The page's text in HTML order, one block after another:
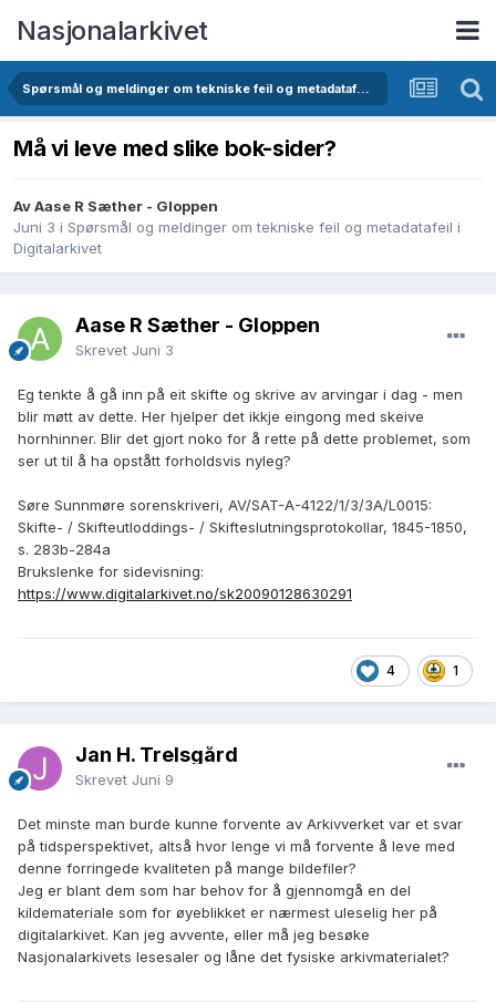
Nasjonalarkivet
Spørsmål og meldinger om tekniske feil og metadatafeil i Digitalarkivet
Må vi leve med slike bok-sider?
Av Aase R Sæther - Gloppen
Juni 3 i Spørsmål og meldinger om tekniske feil og metadatafeil i
Digitalarkivet
Aase R Sæther - Gloppen
Skrevet Juni 3
Eg tenkte å gå inn på eit skifte og skrive av arvingar i dag - men
blir møtt av dette. Her hjelper det ikkje eingong med skeive
hornhinner. Blir det gjort noko for å rette på dette problemet, som
ser ut til å ha opstått forholdsvis nyleg?
Søre Sunnmøre sorenskriveri, AV/SAT-A-4122/1/3/3A/L0015:
Skifte- / Skifteutloddings- / Skifteslutningsprotokollar, 1845-1850,
s. 283b-284a
Brukslenke for sidevisning:
https://www.digitalarkivet.no/sk20090128630291
4 1
Jan H. Trelsgård
Skrevet Juni 9
Det minste man burde kunne forvente av Arkivverket var et svar
på tidsperspektivet, altså hvor lenge vi må forvente å leve med
denne forringede kvaliteten på mange bildefiler?
Jeg er blant dem som har behov for å gjennomgå en del
kildemateriale som for øyeblikket er nærmest uleselig her på
digitalarkivet. Kan jeg avvente, eller må jeg besøke
Nasjonalarkivets lesesaler og låne det fysiske arkivmaterialet?